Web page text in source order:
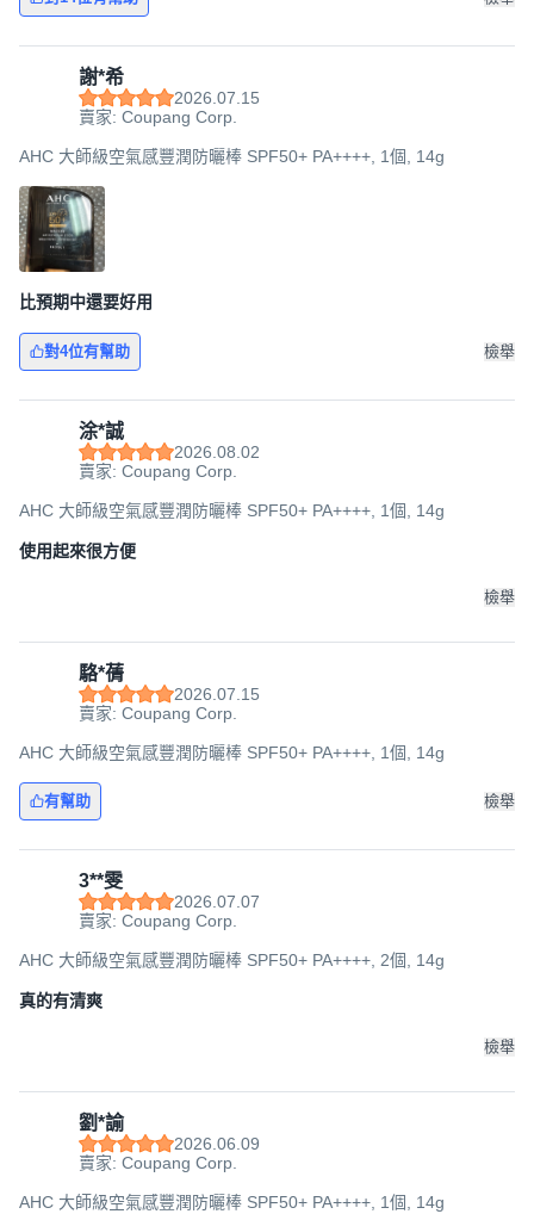
謝*希
2026.07.15
賣家: Coupang Corp.
AHC 大師級空氣感豐潤防曬棒 SPF50+ PA++++, 1個, 14g
比預期中還要好用
對4位有幫助 檢舉
涂*誠
2026.08.02
賣家: Coupang Corp.
AHC 大師級空氣感豐潤防曬棒 SPF50+ PA++++, 1個, 14g
使用起來很方便
檢舉
駱*蒨
2026.07.15
賣家: Coupang Corp.
AHC 大師級空氣感豐潤防曬棒 SPF50+ PA++++, 1個, 14g
有幫助 檢舉
3**雯
2026.07.07
賣家: Coupang Corp.
AHC 大師級空氣感豐潤防曬棒 SPF50+ PA++++, 2個, 14g
真的有清爽
檢舉
劉*諭
2026.06.09
賣家: Coupang Corp.
AHC 大師級空氣感豐潤防曬棒 SPF50+ PA++++, 1個, 14g